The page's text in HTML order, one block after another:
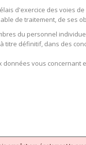
d'exercice des voies
de traitement, de ses
du personnel
définitif, dans des
vous